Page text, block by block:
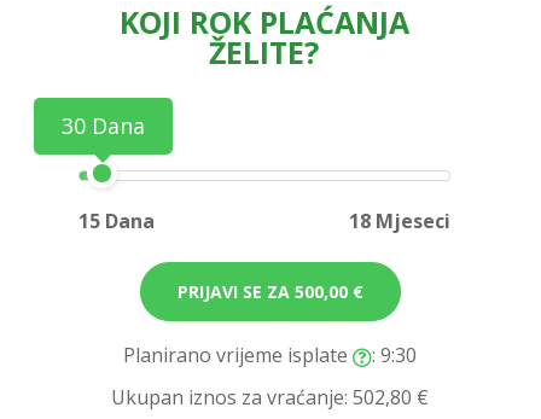
KOJI ROK PLAĆANJA
ŽELITE?
30 Dana
15 Dana 18 Mjeseci
PRIJAVI SE ZA 500,00 €
Planirano vrijeme isplate
: 9:30
Ukupan iznos za vraćanje:502,80 €